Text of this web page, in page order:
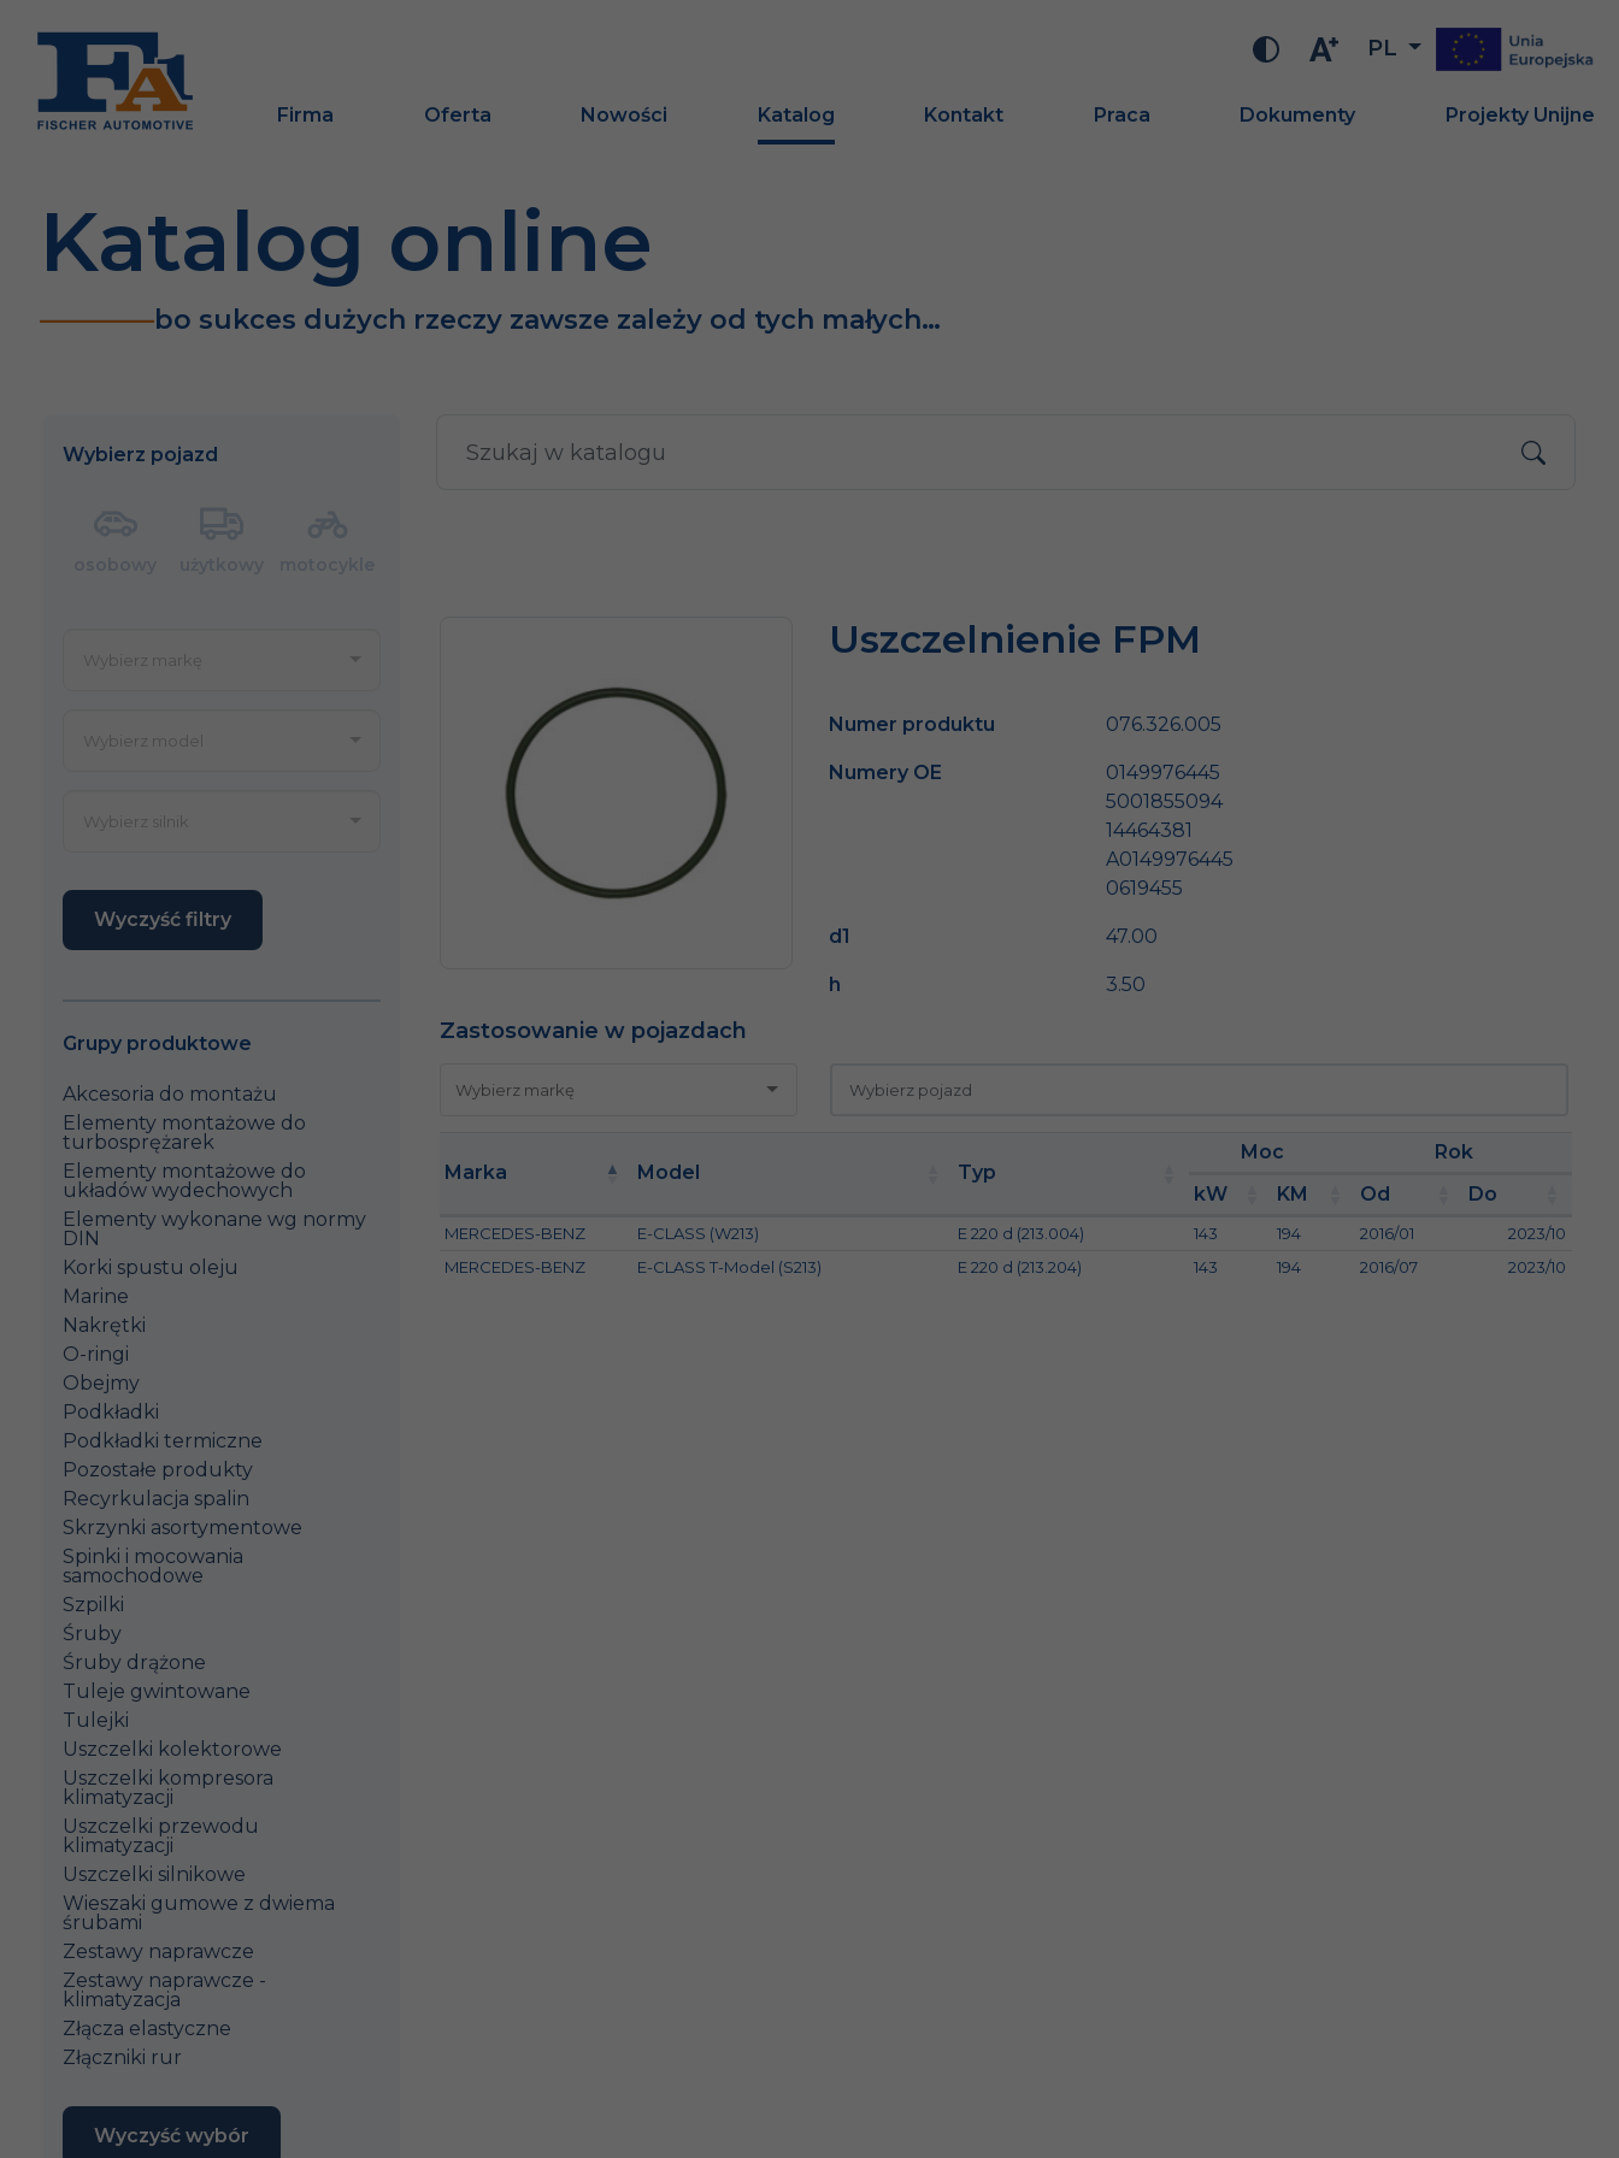
PL
Firma Oferta Nowości Katalog Kontakt Praca Dokumenty Projekty Unijne
Katalog online
bo sukces dużych rzeczy zawsze zależy od tych małych…
Wybierz pojazd
Wyczyść filtry
Grupy produktowe
Akcesoria do montażu
Elementy montażowe do
turbosprężarek
Elementy montażowe do
układów wydechowych
Elementy wykonane wg normy
DIN
Korki spustu oleju
Marine
Nakrętki
O-ringi
Obejmy
Podkładki
Podkładki termiczne
Pozostałe produkty
Recyrkulacja spalin
Skrzynki asortymentowe
Spinki i mocowania
samochodowe
Szpilki
Śruby
Śruby drążone
Tuleje gwintowane
Tulejki
Uszczelki kolektorowe
Uszczelki kompresora
klimatyzacji
Uszczelki przewodu
klimatyzacji
Uszczelki silnikowe
Wieszaki gumowe z dwiema
śrubami
Zestawy naprawcze
Zestawy naprawcze -
klimatyzacja
Złącza elastyczne
Złączniki rur
Wyczyść wybór
Uszczelnienie FPM
Numer produktu 076.326.005
Numery OE
0149976445
5001855094
14464381
A0149976445
0619455
d1 47.00
h 3.50
Zastosowanie w pojazdach
Marka Model Typ
Moc
Rok
kW
KM Od Do
MERCEDES-BENZ E-CLASS (W213) E 220 d (213.004) 143 194 2016/01
2023/10
MERCEDES-BENZ
E-CLASS T-Model (S213) E 220 d (213.204) 143 194 2016/07 2023/10